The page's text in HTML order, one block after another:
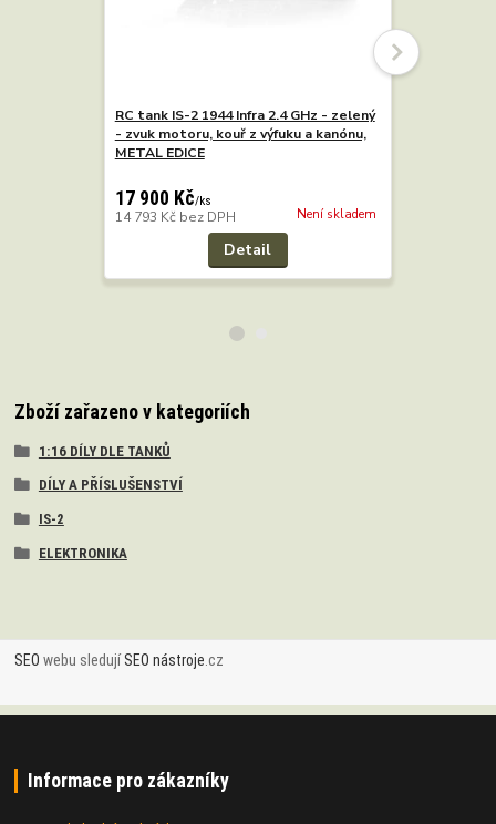
RC tank IS-2 1944 Infra 2.4 GHz - zelený
- zvuk motoru, kouř z výfuku a kanónu,
METAL EDICE
17 900 Kč/ks
14 793 Kč bez DPH Není skladem
Detail
Zboží zařazeno v kategoriích
1:16 DÍLY DLE TANKŮ
DÍLY A PŘÍSLUŠENSTVÍ
IS-2
ELEKTRONIKA
SEO webu sledujíSEO nástroje.cz
Informace pro zákazníky